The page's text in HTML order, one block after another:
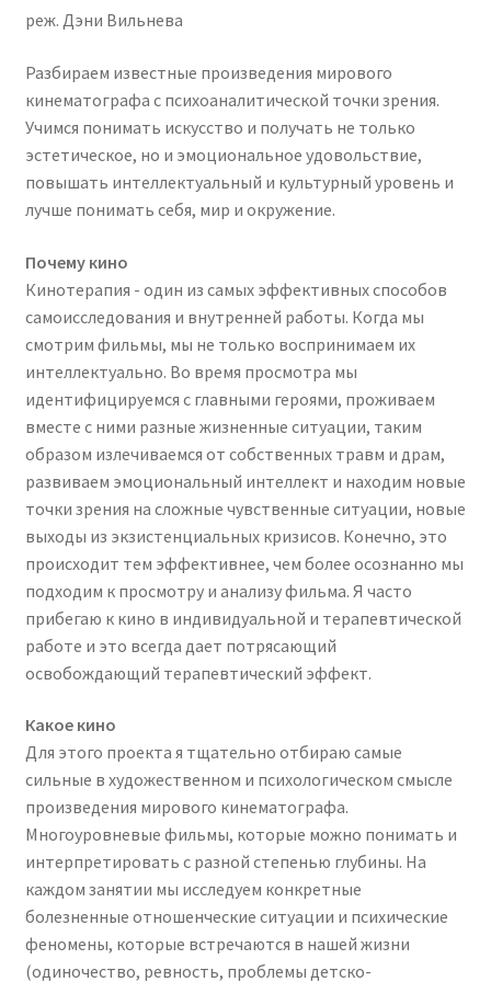
реж. Дэни Вильнева
Разбираем известные произведения мирового
кинематографа с психоаналитической точки зрения.
Учимся понимать искусство и получать не только
эстетическое, но и эмоциональное удовольствие,
повышать интеллектуальный и культурный уровень и
лучше понимать себя, мир и окружение.
Почему кино
Кинотерапия - один из самых эффективных способов
самоисследования и внутренней работы. Когда мы
смотрим фильмы, мы не только воспринимаем их
интеллектуально. Во время просмотра мы
идентифицируемся с главными героями, проживаем
вместе с ними разные жизненные ситуации, таким
образом излечиваемся от собственных травм и драм,
развиваем эмоциональный интеллект и находим новые
точки зрения на сложные чувственные ситуации, новые
выходы из экзистенциальных кризисов. Конечно, это
происходит тем эффективнее, чем более осознанно мы
подходим к просмотру и анализу фильма. Я часто
прибегаю к кино в индивидуальной и терапевтической
работе и это всегда дает потрясающий
освобождающий терапевтический эффект.
Какое кино
Для этого проекта я тщательно отбираю самые
сильные в художественном и психологическом смысле
произведения мирового кинематографа.
Многоуровневые фильмы, которые можно понимать и
интерпретировать с разной степенью глубины. На
каждом занятии мы исследуем конкретные
болезненные отношенческие ситуации и психические
феномены, которые встречаются в нашей жизни
(одиночество, ревность, проблемы детско-